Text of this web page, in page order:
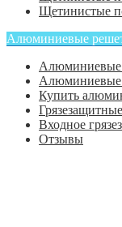
Щетинистые
Алюминиевые
Алюминиевые
Алюминиевые
Купить
Входное
Отзывы